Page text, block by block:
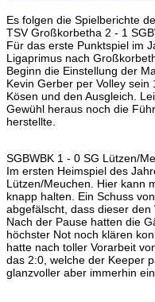
Es folgen die Spielberichte
TSV Großkorbetha 2 - 1
Für das erste Punktspiel im
Ligaprimus nach
Beginn die Einstellung der
Kevin Gerber per Volley
Kösen und den Ausgleich.
Gewühl heraus noch die
herstellte.
SGBWBK 1 - 0 SG Lützen/
Im ersten Heimspiel des
Lützen/Meuchen. Hier kann
knapp halten. Ein Schuss
abgefälscht, dass dieser den
Nach der Pause hatten die
höchster Not noch klären
hatte nach toller Vorarbeit
das 2:0, welche der Keeper
glanzvoller aber immerhin